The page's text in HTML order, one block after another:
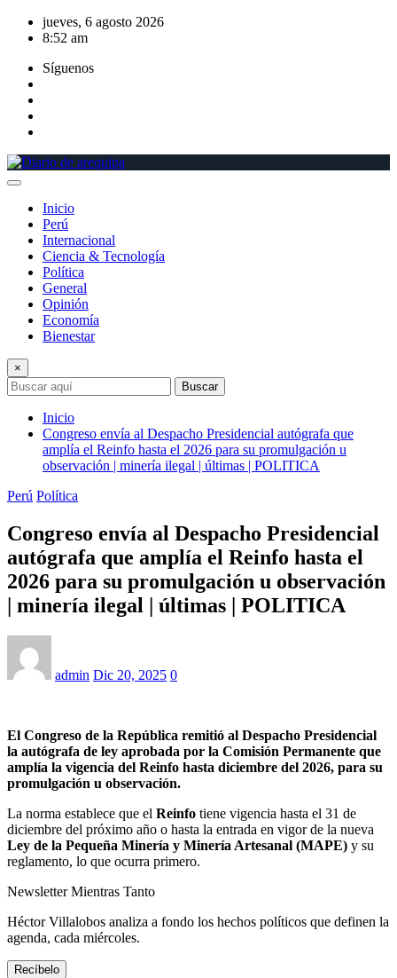
Saltar
jueves, 6 agosto 2026
8:52 am
Síguenos
Inicio
Perú
Internacional
Ciencia & Tecnología
Política
General
Opinión
Economía
Bienestar
×
Buscar
Inicio
Congreso envía al Despacho Presidencial autógrafa que
amplía el Reinfo hasta el 2026 para su promulgación u
observación | minería ilegal | últimas | POLITICA
Perú Política
Congreso envía al Despacho Presidencial
autógrafa que amplía el Reinfo hasta el
2026 para su promulgación u observación
| minería ilegal | últimas | POLITICA
admin Dic 20, 2025 0
El Congreso de la República remitió al Despacho Presidencial
la autógrafa de ley aprobada por la Comisión Permanente que
amplía la vigencia del Reinfo hasta diciembre del 2026, para su
promulgación u observación.
La norma establece que el Reinfo tiene vigencia hasta el 31 de
diciembre del próximo año o hasta la entrada en vigor de la nueva
Ley de la Pequeña Minería y Minería Artesanal (MAPE) y su
reglamento, lo que ocurra primero.
Newsletter Mientras Tanto
Héctor Villalobos analiza a fondo los hechos políticos que definen la
agenda, cada miércoles.
Recíbelo